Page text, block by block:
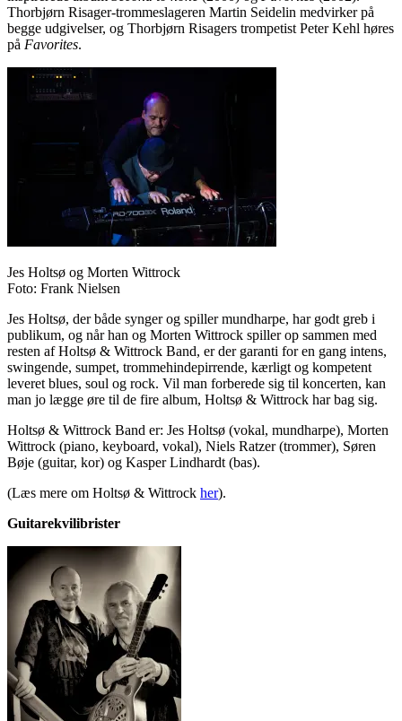
Thorbjørn Risager-trommeslageren Martin Seidelin medvirker på
begge udgivelser, og Thorbjørn Risagers trompetist Peter Kehl høres
på Favorites.
Jes Holtsø og Morten Wittrock
Foto: Frank Nielsen
Jes Holtsø, der både synger og spiller mundharpe, har godt greb i
publikum, og når han og Morten Wittrock spiller op sammen med
resten af Holtsø & Wittrock Band, er der garanti for en gang intens,
swingende, sumpet, trommehindepirrende, kærligt og kompetent
leveret blues, soul og rock. Vil man forberede sig til koncerten, kan
man jo lægge øre til de fire album, Holtsø & Wittrock har bag sig.
Holtsø & Wittrock Band er: Jes Holtsø (vokal, mundharpe), Morten
Wittrock (piano, keyboard, vokal), Niels Ratzer (trommer), Søren
Bøje (guitar, kor) og Kasper Lindhardt (bas).
(Læs mere om Holtsø & Wittrock her).
Guitarekvilibrister